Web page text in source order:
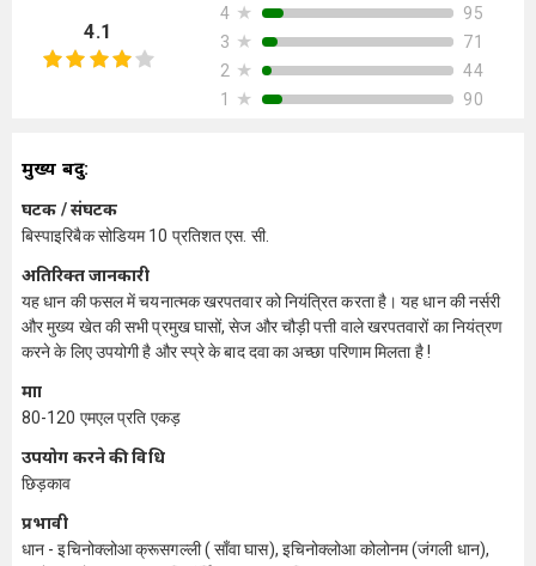
4.1
4 ★
95
3 ★
71
2 ★
44
1
★ 90
मुख्य बिंदु:
घटक / संघटक
बिस्पाइरिबैक सोडियम 10 प्रतिशत एस. सी.
अतिरिक्त जानकारी
यह धान की फसल में चयनात्मक खरपतवार को नियंत्रित करता है। यह धान की नर्सरी
और मुख्य खेत की सभी प्रमुख घासों, सेज और चौड़ी पत्ती वाले खरपतवारों का नियंत्रण
करने के लिए उपयोगी है और स्प्रे के बाद दवा का अच्छा परिणाम मिलता है !
मात्रा
80-120 एमएल प्रति एकड़
उपयोग करने की विधि
छिड़काव
प्रभावी
धान - इचिनोक्लोआ क्रूसगल्ली ( साँवा घास), इचिनोक्लोआ कोलोनम (जंगली धान),